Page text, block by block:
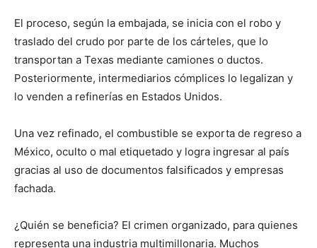
El proceso, según la embajada, se inicia con el robo y
traslado del crudo por parte de los cárteles, que lo
transportan a Texas mediante camiones o ductos.
Posteriormente, intermediarios cómplices lo legalizan y
lo venden a refinerías en Estados Unidos.
Una vez refinado, el combustible se exporta de regreso a
México, oculto o mal etiquetado y logra ingresar al país
gracias al uso de documentos falsificados y empresas
fachada.
¿Quién se beneficia? El crimen organizado, para quienes
representa una industria multimillonaria. Muchos